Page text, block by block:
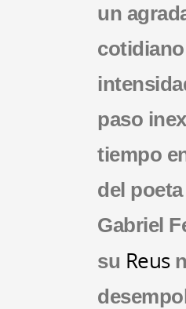
un
paso
tiempo
del
Gabriel
su Reus